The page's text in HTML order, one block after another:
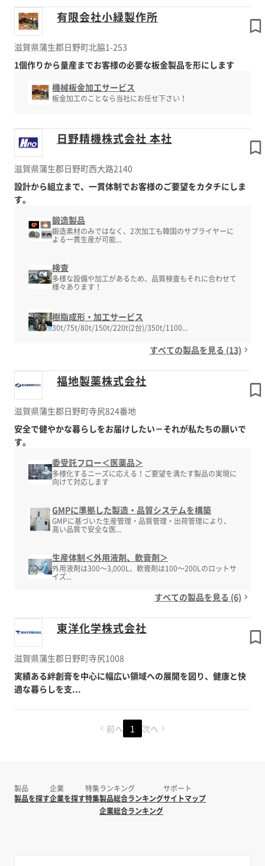
有限会社小緑製作所
滋賀県蒲生郡日野町北脇1-253
1個作りから量産までお客様の必要な板金製品を形にします
機械板金加工サービス
板金加工のことなら当社にお任せ下さい！
日野精機株式会社 本社
滋賀県蒲生郡日野町西大路2140
設計から組立まで、一貫体制でお客様のご要望をカタチにしま
す。
鍛造製品
鍛造素材のみではなく、2次加工も韓国のサプライヤーに
よる一貫生産が可能...
検査
多様な設備や加工があるため、品質検査もそれに合わせて
様々あります！
樹脂成形・加工サービス
30t/75t/80t/150t/220t(2台)/350t/1100...
すべての製品を見る (13)
福地製薬株式会社
滋賀県蒲生郡日野町寺尻824番地
安全で健やかな暮らしをお届けしたい－それが私たちの願いで
す。
委受託フロー＜医薬品＞
多様化するニーズに応える！ご要望を満たす製品の実現に
向けて対応します
GMPに準拠した製造・品質システムを構築
GMPに基づいた生産管理・品質管理・出荷管理により、
高い品質で安全な医...
生産体制＜外用液剤、軟膏剤＞
外用液剤は300～3,000L、軟膏剤は100～200Lのロットサ
イズ...
すべての製品を見る (6)
東洋化学株式会社
滋賀県蒲生郡日野町寺尻1008
実績ある絆創膏を中心に幅広い領域への展開を図り、健康と快
適な暮らしを支...
前へ 1 次へ
製品
製品を探す
企業
企業を探す
特集
特集
ランキング
製品総合ランキング
企業総合ランキング
サポート
サイトマップ